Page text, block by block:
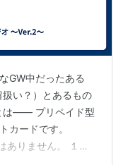
GW中だったある
い？）とあるもの
は―― プリペイド型
カードです。
りません。 １万